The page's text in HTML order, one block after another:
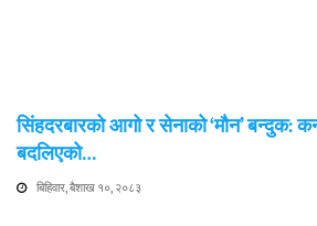
सिंहदरबारको आगो र सेनाको ‘मौन’ बन्दुक:
बदलिएको…
बिहिवार, बैशाख १०, २०८३